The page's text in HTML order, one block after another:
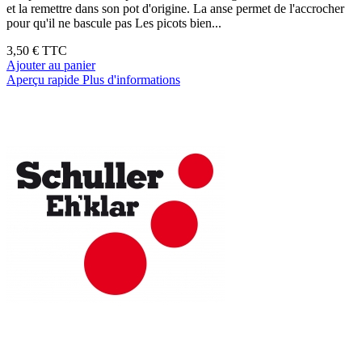
et la remettre dans son pot d'origine. La anse permet de l'accrocher
pour qu'il ne bascule pas Les picots bien...
3,50 € TTC
Ajouter au panier
Aperçu rapide Plus d'informations